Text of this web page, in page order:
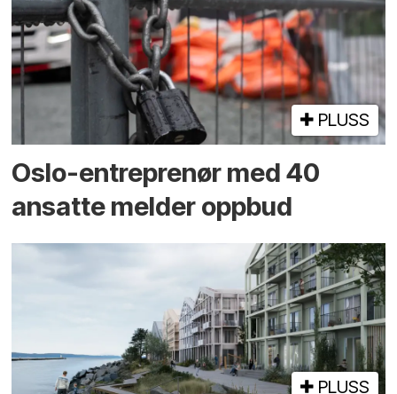
PLUSS
Oslo-entreprenør med 40
ansatte melder oppbud
PLUSS